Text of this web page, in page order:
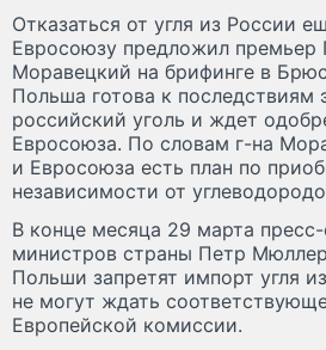
Отказаться от угля из России
Евросоюзу предложил
Моравецкий на брифинге в
Польша готова к последствиям
российский уголь и ждет
Евросоюза. По словам г-на
и Евросоюза есть план по
независимости от
В конце месяца 29 марта
министров страны Петр Мюллер
Польши запретят импорт угля
не могут ждать
Европейской комиссии.